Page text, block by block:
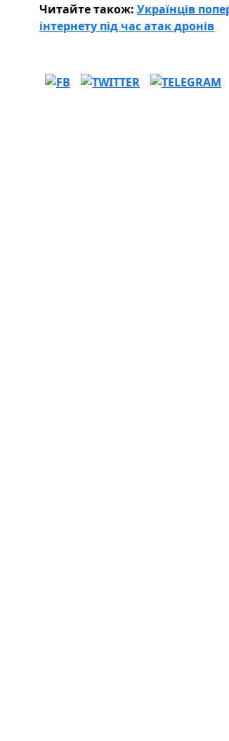
Читайте також: Українців
інтернету під час атак дронів